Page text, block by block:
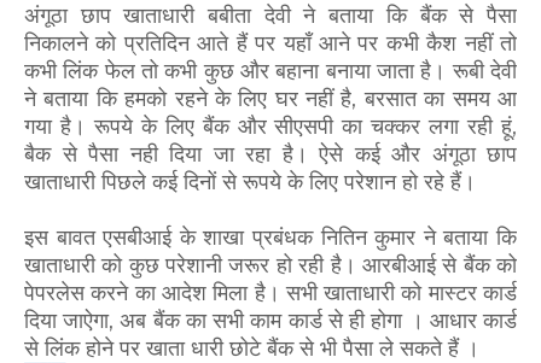
अंगूठा छाप खाताधारी बबीता देवी ने बताया कि बैंक से पैसा
निकालने को प्रतिदिन आते हैं पर यहाँ आने पर कभी कैश नहीं तो
कभी लिंक फेल तो कभी कुछ और बहाना बनाया जाता है। रूबी देवी
ने बताया कि हमको रहने के लिए घर नहीं है, बरसात का समय आ
गया है। रूपये के लिए बैंक और सीएसपी का चक्कर लगा रही हूं,
बैक से पैसा नही दिया जा रहा है। ऐसे कई और अंगूठा छाप
खाताधारी पिछले कई दिनों से रूपये के लिए परेशान हो रहे हैं।
इस बावत एसबीआई के शाखा प्रबंधक नितिन कुमार ने बताया कि
खाताधारी को कुछ परेशानी जरूर हो रही है। आरबीआई से बैंक को
पेपरलेस करने का आदेश मिला है। सभी खाताधारी को मास्टर कार्ड
दिया जाऐगा, अब बैंक का सभी काम कार्ड से ही होगा । आधार कार्ड
से लिंक होने पर खाता धारी छोटे बैंक से भी पैसा ले सकते हैं ।